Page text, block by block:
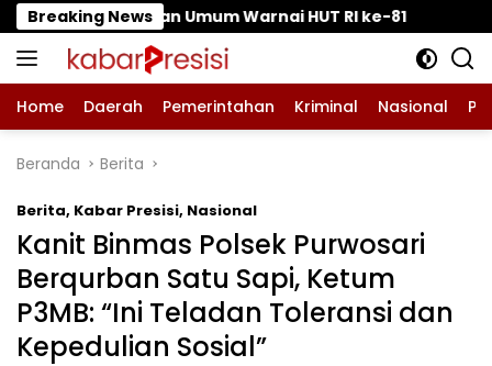
Langsung
ke
konten
Breaking News
Warnai HUT RI ke-81 Bhabinkamtibmas
Home Daerah Pemerintahan Kriminal Nasional
Beranda Berita
Berita, Kabar Presisi, Nasional
‎Kanit Binmas Polsek Purwosari
Berqurban Satu Sapi, Ketum
P3MB: “Ini Teladan Toleransi dan
Kepedulian Sosial” ‎